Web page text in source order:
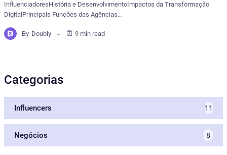
InfluenciadoresHistória e DesenvolvimentoImpactos da Transformação
DigitalPrincipais Funções das Agências…
By Doubly 9 min read
Categorias
Influencers 11
Negócios 8